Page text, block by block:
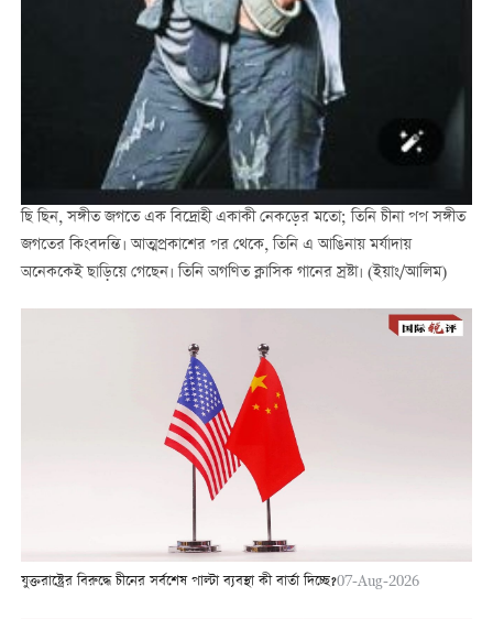
ছি ছিন, সঙ্গীত জগতে এক বিদ্রোহী একাকী নেকড়ের মতো; তিনি চীনা পপ সঙ্গীত
জগতের কিংবদন্তি। আত্মপ্রকাশের পর থেকে, তিনি এ আঙিনায় মর্যাদায়
অনেককেই ছাড়িয়ে গেছেন। তিনি অগণিত ক্লাসিক গানের স্রষ্টা। (ইয়াং/আলিম)
যুক্তরাষ্ট্রের বিরুদ্ধে চীনের সর্বশেষ পাল্টা ব্যবস্থা কী বার্তা দিচ্ছে?07-Aug-2026